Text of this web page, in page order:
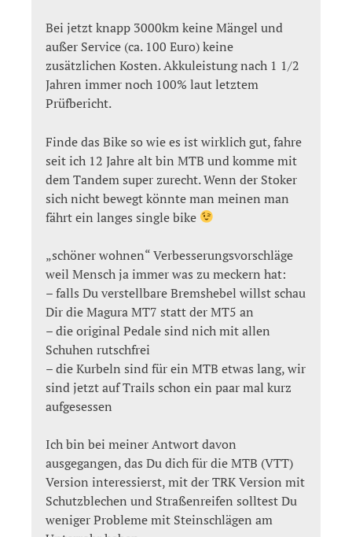
Bei jetzt knapp 3000km keine Mängel und
außer Service (ca. 100 Euro) keine
zusätzlichen Kosten. Akkuleistung nach 1 1/2
Jahren immer noch 100% laut letztem
Prüfbericht.
Finde das Bike so wie es ist wirklich gut, fahre
seit ich 12 Jahre alt bin MTB und komme mit
dem Tandem super zurecht. Wenn der Stoker
sich nicht bewegt könnte man meinen man
fährt ein langes single bike
„schöner wohnen“ Verbesserungsvorschläge
weil Mensch ja immer was zu meckern hat:
– falls Du verstellbare Bremshebel willst schau
Dir die Magura MT7 statt der MT5 an
– die original Pedale sind nich mit allen
Schuhen rutschfrei
– die Kurbeln sind für ein MTB etwas lang, wir
sind jetzt auf Trails schon ein paar mal kurz
aufgesessen
Ich bin bei meiner Antwort davon
ausgegangen, das Du dich für die MTB (VTT)
Version interessierst, mit der TRK Version mit
Schutzblechen und Straßenreifen solltest Du
weniger Probleme mit Steinschlägen am